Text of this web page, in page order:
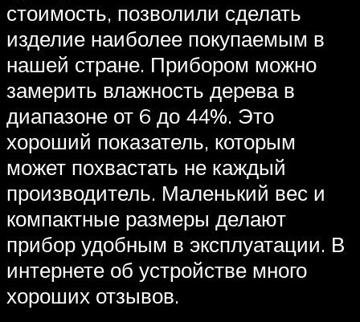
стоимость, позволили сделать
изделие наиболее покупаемым в
нашей стране. Прибором можно
замерить влажность дерева в
диапазоне от 6 до 44%. Это
хороший показатель, которым
может похвастать не каждый
производитель. Маленький вес и
компактные размеры делают
прибор удобным в эксплуатации. В
интернете об устройстве много
хороших отзывов.